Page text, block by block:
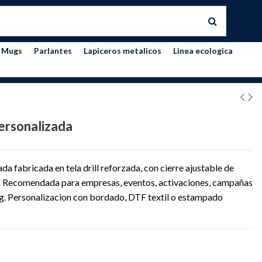
Mugs Parlantes Lapiceros metalicos Linea ecologica
fabricada en tela drill reforzada, con cierre ajustable de
para empresas, eventos, activaciones, campañas
Personalizacion con bordado, DTF textil o estampado